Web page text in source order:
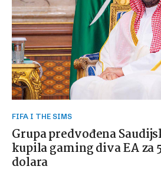
FIFA I THE SIMS
Grupa predvođena
kupila gaming diva EA za
dolara